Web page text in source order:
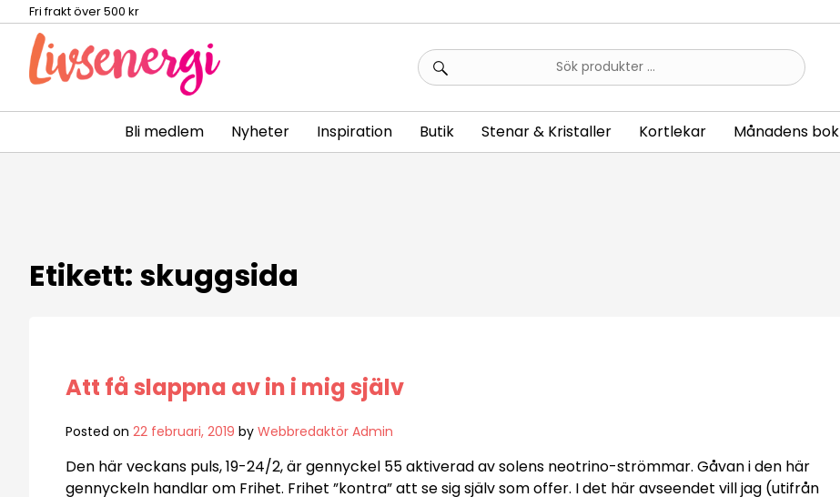
Fri frakt över 500 kr
Sök
efter:
Bli medlem Nyheter Inspiration Butik Stenar & Kristaller Kortlekar Månadens bok
Etikett: skuggsida
Att få slappna av in i mig själv
Posted on 22 februari, 2019 by Webbredaktör Admin
Den här veckans puls, 19-24/2, är gennyckel 55 aktiverad av solens neotrino-strömmar. Gåvan i den här
gennyckeln handlar om Frihet. Frihet ”kontra” att se sig själv som offer. I det här avseendet vill jag (utifrån